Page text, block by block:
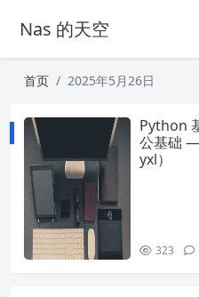
Nas 的天空
首页 2025年5月26日
Python
公基础
yxl）
323